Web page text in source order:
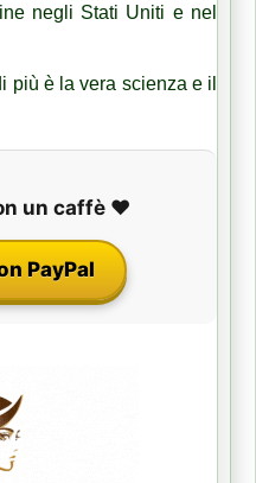
negli Stati Uniti e nel
più è la vera scienza e il
un caffè ❤️
PayPal